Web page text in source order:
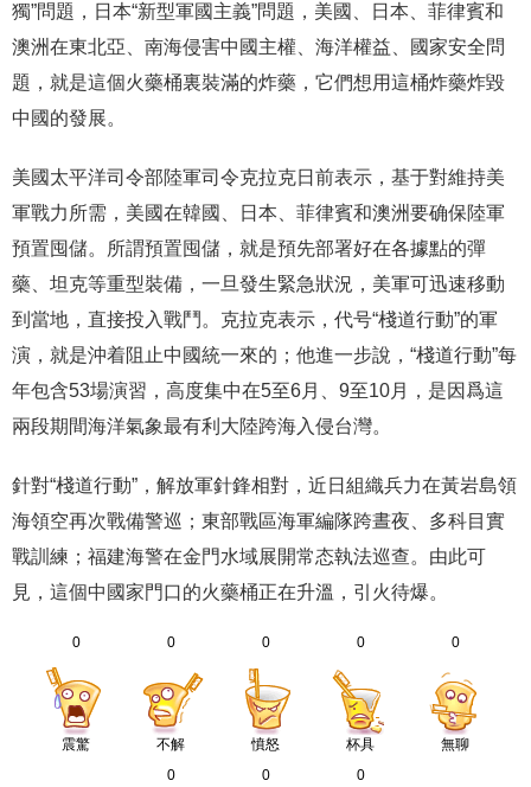
獨”問題，日本“新型軍國主義”問題，美國、日本、菲律賓和
澳洲在東北亞、南海侵害中國主權、海洋權益、國家安全問
題，就是這個火藥桶裏裝滿的炸藥，它們想用這桶炸藥炸毀
中國的發展。
美國太平洋司令部陸軍司令克拉克日前表示，基于對維持美
軍戰力所需，美國在韓國、日本、菲律賓和澳洲要确保陸軍
預置囤儲。所謂預置囤儲，就是預先部署好在各據點的彈
藥、坦克等重型裝備，一旦發生緊急狀況，美軍可迅速移動
到當地，直接投入戰鬥。克拉克表示，代号“棧道行動”的軍
演，就是沖着阻止中國統一來的；他進一步說，“棧道行動”每
年包含53場演習，高度集中在5至6月、9至10月，是因爲這
兩段期間海洋氣象最有利大陸跨海入侵台灣。
針對“棧道行動”，解放軍針鋒相對，近日組織兵力在黃岩島領
海領空再次戰備警巡；東部戰區海軍編隊跨晝夜、多科目實
戰訓練；福建海警在金門水域展開常态執法巡查。由此可
見，這個中國家門口的火藥桶正在升溫，引火待爆。
0
震驚
0
不解
0
憤怒
0
杯具
0
無聊
0
0 0